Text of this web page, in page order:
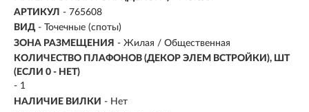
АРТИКУЛ - 765608
ВИД - Точечные (споты)
ЗОНА РАЗМЕЩЕНИЯ - Жилая / Общественная
КОЛИЧЕСТВО ПЛАФОНОВ (ДЕКОР ЭЛЕМ ВСТРОЙКИ), ШТ
(ЕСЛИ 0 - НЕТ)
- 1
НАЛИЧИЕ ВИЛКИ - Нет